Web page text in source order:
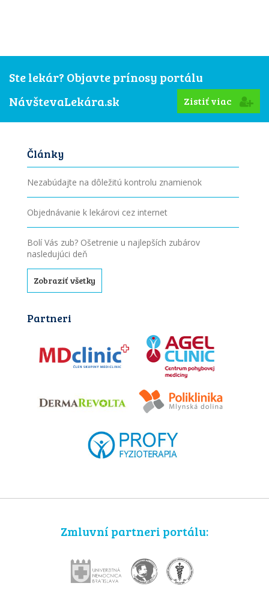
Ste lekár? Objavte prínosy portálu
NávštevaLekára.sk
Zistiť viac
Články
Nezabúdajte na dôležitú kontrolu znamienok
Objednávanie k lekárovi cez internet
Bolí Vás zub? Ošetrenie u najlepších zubárov
nasledujúci deň
Zobraziť všetky
Partneri
Zmluvní partneri portálu: